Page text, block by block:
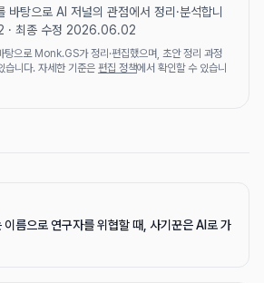
바탕으로 AI 저널의 관점에서 정리·분석합니
· 최종 수정 2026.06.02
탕으로 Monk.GS가 정리·편집했으며, 초안 정리 과정
습니다. 자세한 기준은 편집 정책에서 확인할 수 있습니
름으로 연구자를 위협할 때, 사기꾼은 AI로 가